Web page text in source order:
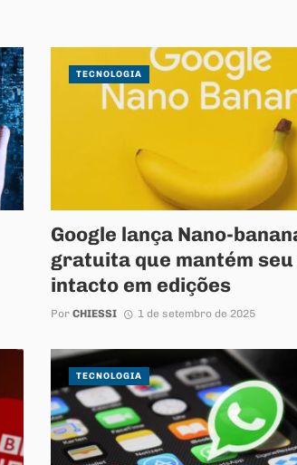
Google lança Nano-
gratuita que mantém
intacto em edições
Por CHIESSI 1 de setembro de 2025
TECNOLOGIA
TECNOLOGIA